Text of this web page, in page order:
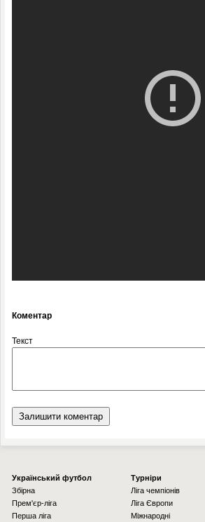
Коментар
Текст
Українcький футбол
Збірна
Прем'єр-ліга
Перша ліга
Турніри
Ліга чемпіонів
Ліга Європи
Міжнародні